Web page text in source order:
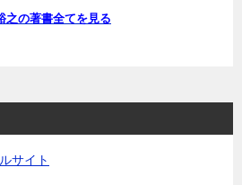
之の著書全てを見る
サイト